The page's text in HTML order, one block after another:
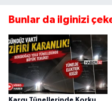
Bunlar da ilginizi